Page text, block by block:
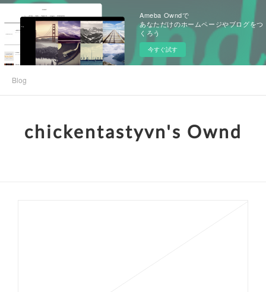
Ameba Owndで
あなただけのホームページやブログをつ
くろう
今すぐ試す
Blog
chickentastyvn's Ownd